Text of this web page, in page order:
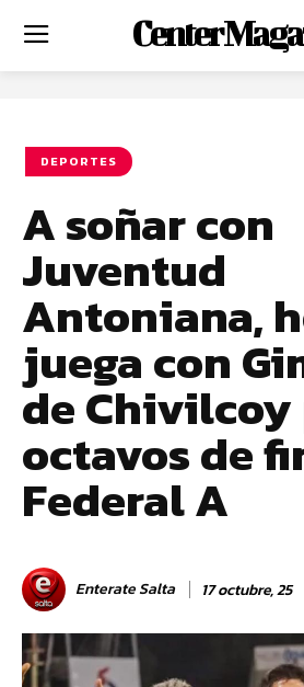
Center
DEPORTES
A soñar con
Juventud
Antoniana,
juega con
de
octavos de
Federal A
Enterate Salta 17 octubre, 25